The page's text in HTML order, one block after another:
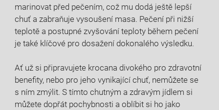
marinovat před pečením, což mu dodá ještě lepší
chuť a zabraňuje vysoušení masa. Pečení při nižší
teplotě a postupné zvyšování teploty během pečení
je také klíčové pro dosažení dokonalého výsledku.
Ať už si připravujete krocana divokého pro zdravotní
benefity, nebo pro jeho vynikající chuť, nemůžete se
s ním zmýlit. S tímto chutným a zdravým jídlem si
můžete dopřát pochybnosti a oblíbit si ho jako